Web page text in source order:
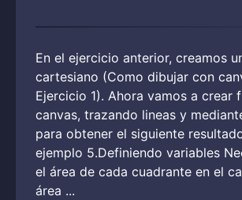
En el ejercicio anterior, creamos
cartesiano (Como dibujar con
Ejercicio 1). Ahora vamos a crear
canvas, trazando lineas y
para obtener el siguiente
ejemplo 5.Definiendo variables
el área de cada cuadrante en el
área ...